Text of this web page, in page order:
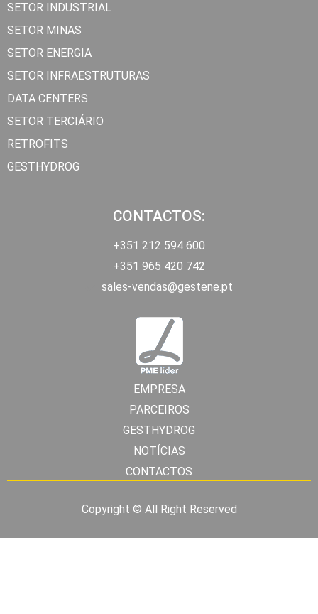
SETOR INDUSTRIAL
SETOR MINAS
SETOR ENERGIA
SETOR INFRAESTRUTURAS
DATA CENTERS
SETOR TERCIÁRIO
RETROFITS
GESTHYDROG
CONTACTOS:
+351 212 594 600
+351 965 420 742
sales-vendas@gestene.pt
EMPRESA
PARCEIROS
GESTHYDROG
NOTÍCIAS
CONTACTOS
Copyright © All Right Reserved